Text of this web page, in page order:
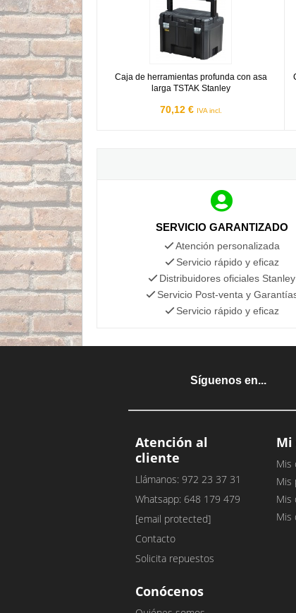
Caja de herramientas profunda con asa
larga TSTAK Stanley
70,12 € IVA incl.
SERVICIO GARANTIZADO
Atención personalizada
Servicio rápido y eficaz
Distribuidores oficiales Stanley
Servicio Post-venta y
Servicio rápido y eficaz
Síguenos en...
Atención al
cliente
Llámanos: 972 23 37 31
Whatsapp: 648 179 479
[email protected]
Contacto
Solicita repuestos
Conócenos
Mi
Mis
Mis
Mis
Mis